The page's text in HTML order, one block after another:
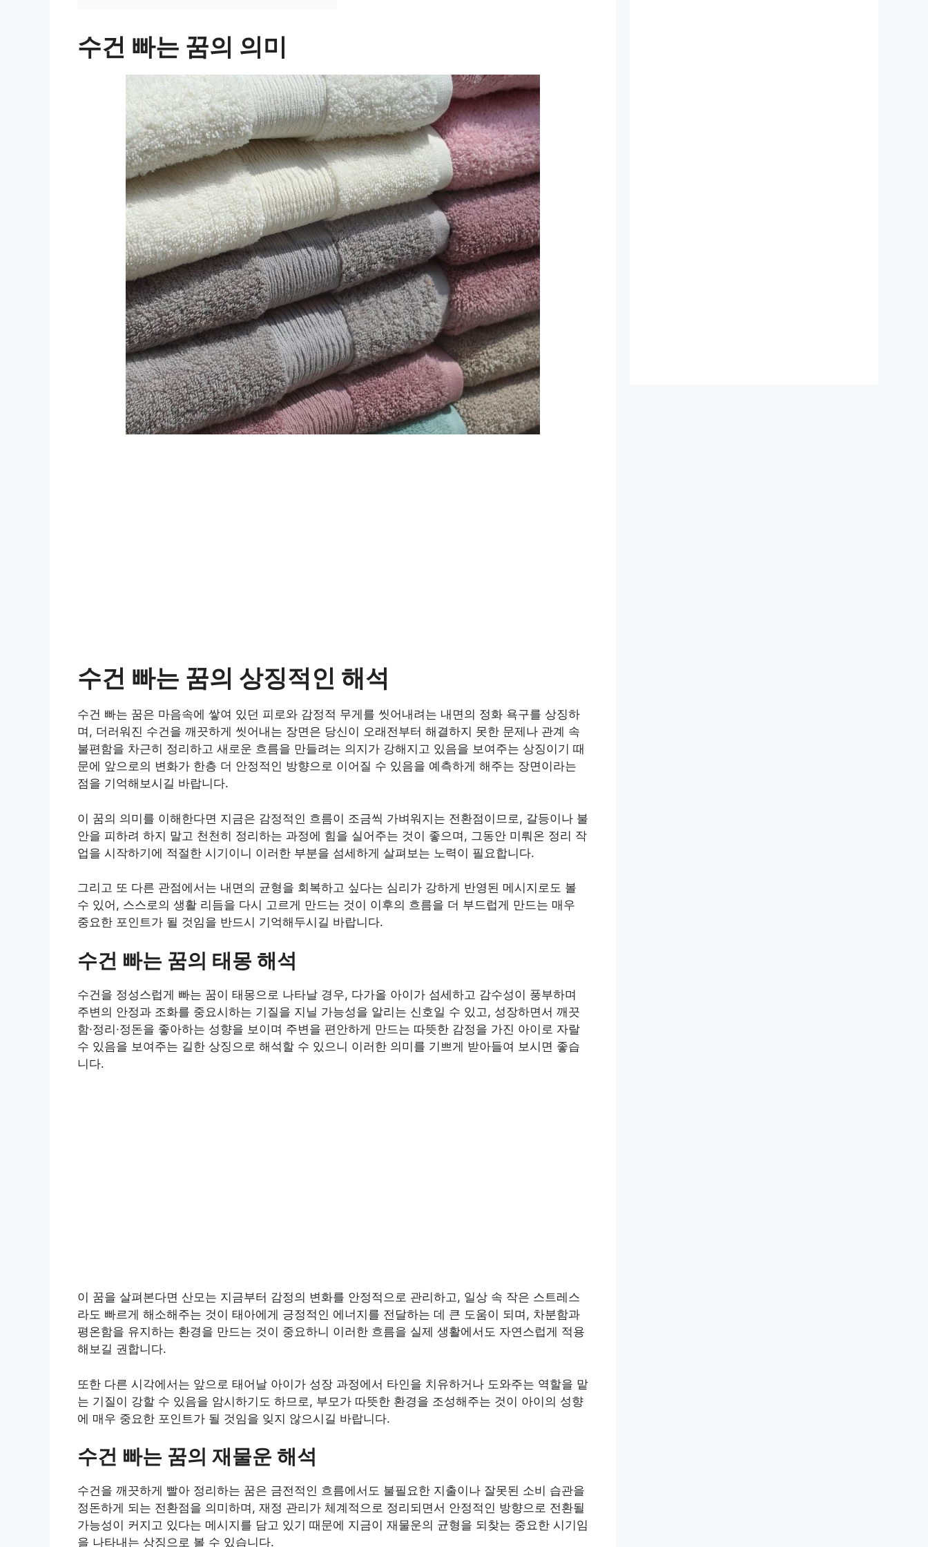
수건 빠는 꿈의 의미
수건 빠는 꿈의 상징적인 해석
수건 빠는 꿈은 마음속에 쌓여 있던 피로와 감정적 무게를 씻어내려는 내면의 정화 욕구를 상징하
며, 더러워진 수건을 깨끗하게 씻어내는 장면은 당신이 오래전부터 해결하지 못한 문제나 관계 속
불편함을 차근히 정리하고 새로운 흐름을 만들려는 의지가 강해지고 있음을 보여주는 상징이기 때
문에 앞으로의 변화가 한층 더 안정적인 방향으로 이어질 수 있음을 예측하게 해주는 장면이라는
점을 기억해보시길 바랍니다.
이 꿈의 의미를 이해한다면 지금은 감정적인 흐름이 조금씩 가벼워지는 전환점이므로, 갈등이나 불
안을 피하려 하지 말고 천천히 정리하는 과정에 힘을 실어주는 것이 좋으며, 그동안 미뤄온 정리 작
업을 시작하기에 적절한 시기이니 이러한 부분을 섬세하게 살펴보는 노력이 필요합니다.
그리고 또 다른 관점에서는 내면의 균형을 회복하고 싶다는 심리가 강하게 반영된 메시지로도 볼
수 있어, 스스로의 생활 리듬을 다시 고르게 만드는 것이 이후의 흐름을 더 부드럽게 만드는 매우
중요한 포인트가 될 것임을 반드시 기억해두시길 바랍니다.
수건 빠는 꿈의 태몽 해석
수건을 정성스럽게 빠는 꿈이 태몽으로 나타날 경우, 다가올 아이가 섬세하고 감수성이 풍부하며
주변의 안정과 조화를 중요시하는 기질을 지닐 가능성을 알리는 신호일 수 있고, 성장하면서 깨끗
함·정리·정돈을 좋아하는 성향을 보이며 주변을 편안하게 만드는 따뜻한 감정을 가진 아이로 자랄
수 있음을 보여주는 길한 상징으로 해석할 수 있으니 이러한 의미를 기쁘게 받아들여 보시면 좋습
니다.
이 꿈을 살펴본다면 산모는 지금부터 감정의 변화를 안정적으로 관리하고, 일상 속 작은 스트레스
라도 빠르게 해소해주는 것이 태아에게 긍정적인 에너지를 전달하는 데 큰 도움이 되며, 차분함과
평온함을 유지하는 환경을 만드는 것이 중요하니 이러한 흐름을 실제 생활에서도 자연스럽게 적용
해보길 권합니다.
또한 다른 시각에서는 앞으로 태어날 아이가 성장 과정에서 타인을 치유하거나 도와주는 역할을 맡
는 기질이 강할 수 있음을 암시하기도 하므로, 부모가 따뜻한 환경을 조성해주는 것이 아이의 성향
에 매우 중요한 포인트가 될 것임을 잊지 않으시길 바랍니다.
수건 빠는 꿈의 재물운 해석
수건을 깨끗하게 빨아 정리하는 꿈은 금전적인 흐름에서도 불필요한 지출이나 잘못된 소비 습관을
정돈하게 되는 전환점을 의미하며, 재정 관리가 체계적으로 정리되면서 안정적인 방향으로 전환될
가능성이 커지고 있다는 메시지를 담고 있기 때문에 지금이 재물운의 균형을 되찾는 중요한 시기임
을 나타내는 상징으로 볼 수 있습니다.